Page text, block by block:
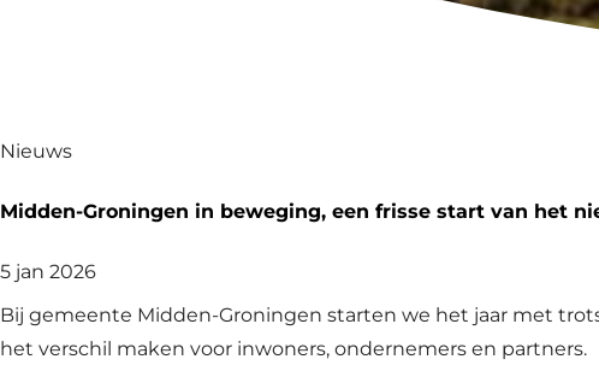
Nieuws
Midden-Groningen in beweging, een frisse start van het
5 jan 2026
Bij gemeente Midden-Groningen starten we het jaar met
het verschil maken voor inwoners, ondernemers en partners.